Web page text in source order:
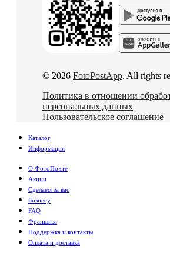
© 2026 FotoPostApp. All rights
Политика в отношении
персональных данных
Пользовательское соглашение
Каталог
Информация
О ФотоПочте
Акции
Сделаем за вас
Бизнесу
FAQ
Франшиза
Поддержка и контакты
Оплата и доставка